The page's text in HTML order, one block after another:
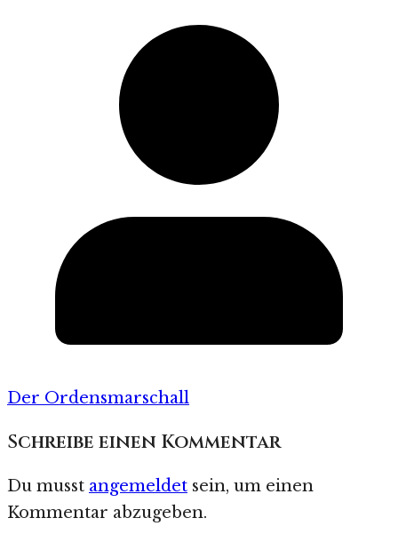
Der Ordensmarschall
Schreibe einen Kommentar
Du musst angemeldet sein, um einen
Kommentar abzugeben.